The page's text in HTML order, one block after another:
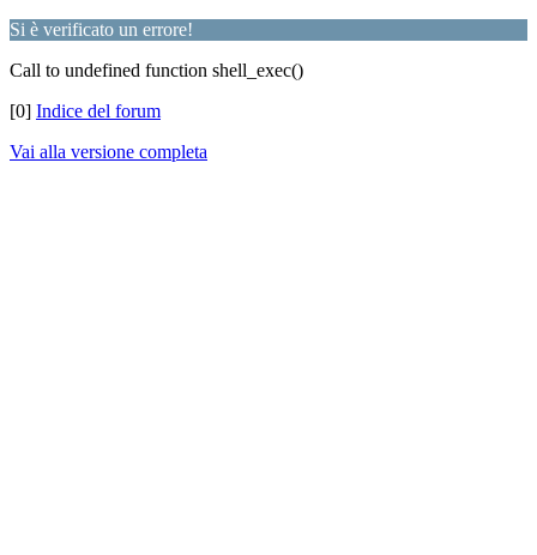
Si è verificato un errore!
Call to undefined function shell_exec()
[0] Indice del forum
Vai alla versione completa